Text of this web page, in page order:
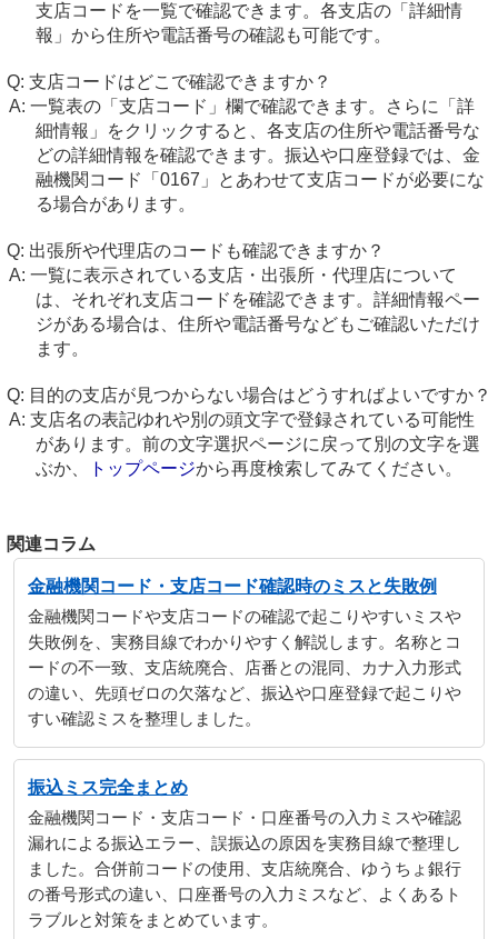
支店コードを一覧で確認できます。各支店の「詳細情
報」から住所や電話番号の確認も可能です。
支店コードはどこで確認できますか？
一覧表の「支店コード」欄で確認できます。さらに「詳
細情報」をクリックすると、各支店の住所や電話番号な
どの詳細情報を確認できます。振込や口座登録では、金
融機関コード「0167」とあわせて支店コードが必要にな
る場合があります。
出張所や代理店のコードも確認できますか？
一覧に表示されている支店・出張所・代理店について
は、それぞれ支店コードを確認できます。詳細情報ペー
ジがある場合は、住所や電話番号などもご確認いただけ
ます。
目的の支店が見つからない場合はどうすればよいですか？
支店名の表記ゆれや別の頭文字で登録されている可能性
があります。前の文字選択ページに戻って別の文字を選
ぶか、
トップページから再度検索してみてください。
関連コラム
金融機関コード・支店コード確認時のミスと失敗例
金融機関コードや支店コードの確認で起こりやすいミスや
失敗例を、実務目線でわかりやすく解説します。名称とコ
ードの不一致、支店統廃合、店番との混同、カナ入力形式
の違い、先頭ゼロの欠落など、振込や口座登録で起こりや
すい確認ミスを整理しました。
振込ミス完全まとめ
金融機関コード・支店コード・口座番号の入力ミスや確認
漏れによる振込エラー、誤振込の原因を実務目線で整理し
ました。合併前コードの使用、支店統廃合、ゆうちょ銀行
の番号形式の違い、口座番号の入力ミスなど、よくあるト
ラブルと対策をまとめています。